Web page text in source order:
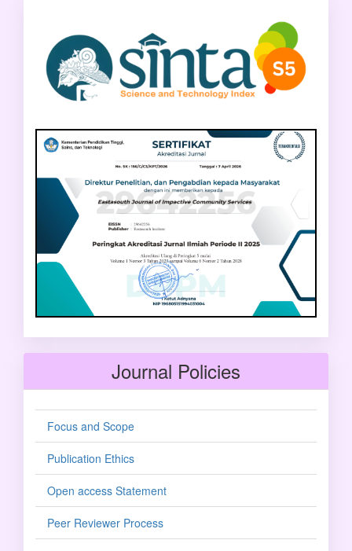
Journal Policies
Focus and Scope
Publication Ethics
Open access Statement
Peer Reviewer Process